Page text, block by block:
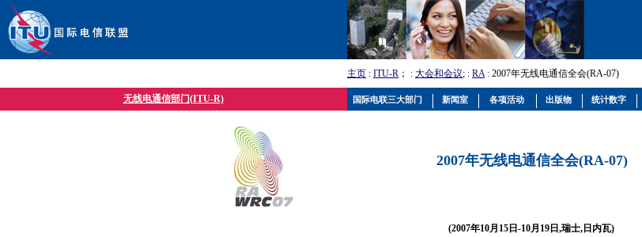
主页 : ITU-R ； : 大会和会议; : RA: 2007年无线电通信全会(RA-07)
无线电通信部门(ITU-R)
2007年无线电通信全会(RA-07)
(2007年10月15日-10月19日,瑞士,日内瓦)
国际电联三大部门 新闻室 各项活动 出版物 统计数字